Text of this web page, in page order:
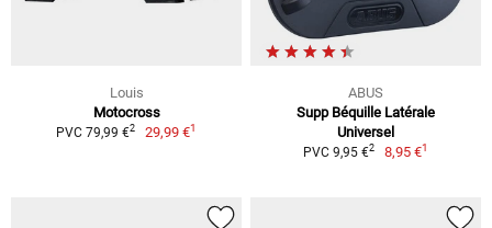
Louis
Motocross
PVC 79,99 €2 29,99 €1
ABUS
Supp Béquille Latérale
Universel
PVC 9,95 €2 8,95 €1